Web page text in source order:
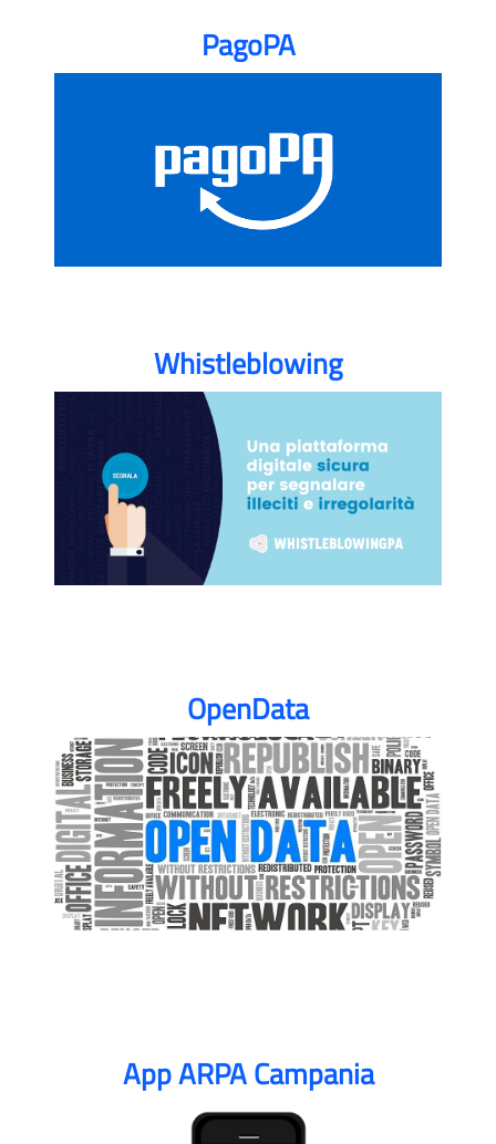
PagoPA
Whistleblowing
OpenData
App ARPA Campania